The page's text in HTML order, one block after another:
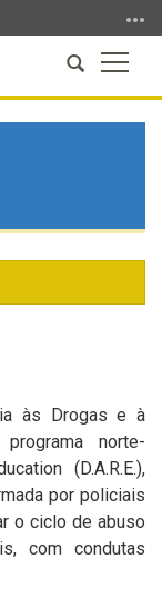
a
Abrir
a
busca
às Drogas e à
norte-
(D.A.R.E.),
por policiais
o ciclo de abuso
com condutas